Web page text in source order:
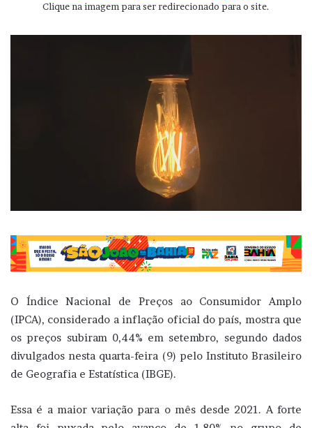
Clique na imagem para ser redirecionado para o site.
O Índice Nacional de Preços ao Consumidor Amplo
(IPCA), considerado a inflação oficial do país, mostra que
os preços subiram 0,44% em setembro, segundo dados
divulgados nesta quarta-feira (9) pelo Instituto Brasileiro
de Geografia e Estatística (IBGE).
Essa é a maior variação para o mês desde 2021. A forte